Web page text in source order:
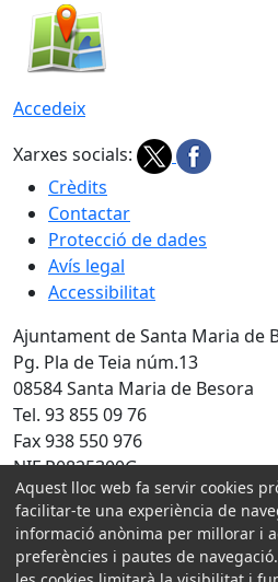
Accedeix
Xarxes socials:
Crèdits
Contactar
Protecció de dades
Avís legal
Accessibilitat
Ajuntament de Santa Maria de
Pg. Pla de Teia núm.13
08584 Santa Maria de Besora
Tel. 93 855 09 76
Fax 938 550 976
NIF P0825300G
Amb la col·laboració de:
Aquest lloc web fa servir cookies
facilitar-te una experiència de
informació anònima per millorar i
preferències i pautes de